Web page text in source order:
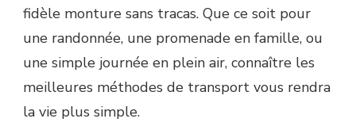
fidèle monture sans tracas. Que ce soit pour
une randonnée, une promenade en famille, ou
une simple journée en plein air, connaître les
meilleures méthodes de transport vous rendra
la vie plus simple.